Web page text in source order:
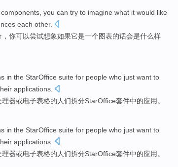
components you can try to imagine what it would like
each other.
，你可以尝试想象如果它是一个图表的话会是什么样
in the StarOffice suite for people who just want to
applications.
理器或电子表格的 人们拆分StarOffice套件中的应用。
in the StarOffice suite for people who just want to
applications.
理器或电子表格的 人们拆分StarOffice套件中的应用。